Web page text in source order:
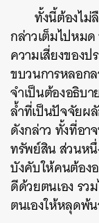
ทั้งนี้ต้องไม่
กล่าวเต็มไปหม
ความเสี่ยงของป
ขบวนการหลอก
จำเป็นต้องอธิบ
ล้ำที่เป็นปัจจัยผ
ดังกล่าว ทั้งที่อา
ทรัพย์สิน ส่วนหนึ่
บังคับให้คนต้อง
ดีด้วยตนเอง รว
ตนเองให้หลุดพ้